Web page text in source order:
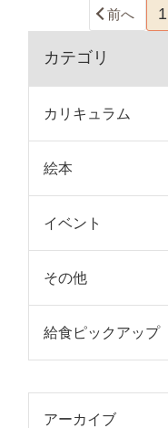
前へ 1
カテゴリ
カリキュラム
絵本
イベント
その他
給食ピックアップ
アーカイブ